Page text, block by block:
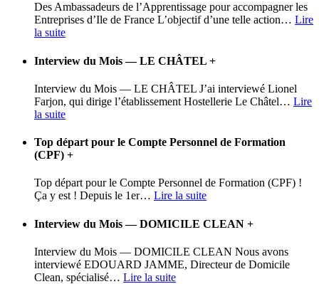
Des Ambassadeurs de l’Apprentissage pour accompagner les
Entreprises d’Ile de France L’objectif d’une telle action… Lire
la suite
Interview du Mois — LE CHÂTEL +
Interview du Mois — LE CHÂTEL J’ai interviewé Lionel
Farjon, qui dirige l’établissement Hostellerie Le Châtel… Lire
la suite
Top départ pour le Compte Personnel de Formation
(CPF) +
Top départ pour le Compte Personnel de Formation (CPF) !
Ça y est ! Depuis le 1er… Lire la suite
Interview du Mois — DOMICILE CLEAN +
Interview du Mois — DOMICILE CLEAN Nous avons
interviewé EDOUARD JAMME, Directeur de Domicile
Clean, spécialisé… Lire la suite